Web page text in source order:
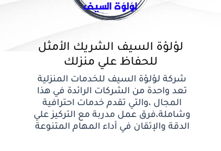
لؤلؤة السيف الشريك الأمثل
للحفاظ علي منزلك
شركة لؤلؤة السيف للخدمات المنزلية
تعد واحدة من الشركات الرائدة في هذا
المجال ،والتي تقدم خدمات احترافية
وشاملة،فرق عمل مدربة مع التركيز علي
الدقة والإتقان في أداء المهام المتنوعة